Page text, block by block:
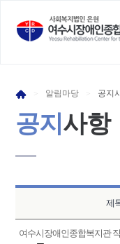
> 알림 마당 > 공지
공지 사항
제
여수시장애인종합복지관